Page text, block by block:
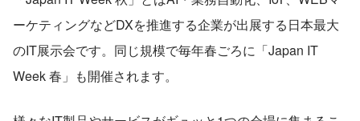
ーケティングなどDXを推進する企業が出展する日本最大
のIT展示会です。同じ規模で毎年春ごろに「Japan IT
Week 春」も開催されます。